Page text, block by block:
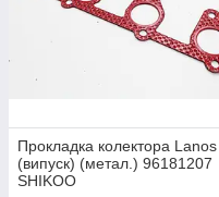
Прокладка колектора Lanos
(випуск) (метал.) 96181207
SHIKOO